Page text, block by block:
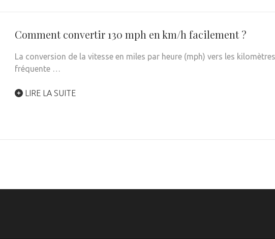
Comment convertir 130 mph en km/h facilement ?
La conversion de la vitesse en miles par heure (mph) vers les
fréquente …
LIRE LA SUITE